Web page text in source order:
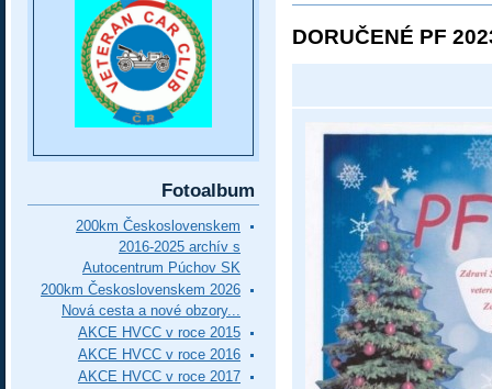
DORUČENÉ PF
Fotoalbum
200km Československem
2016-2025 archív s
Autocentrum Púchov SK
200km Československem 2026
Nová cesta a nové obzory...
AKCE HVCC v roce 2015
AKCE HVCC v roce 2016
AKCE HVCC v roce 2017